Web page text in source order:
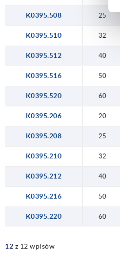
K0395.508 25
K0395.510 32
K0395.512 40
K0395.516 50
K0395.520 60
K0395.206 20
K0395.208 25
K0395.210 32
K0395.212 40
K0395.216 50
K0395.220 60
12 z 12 wpisów